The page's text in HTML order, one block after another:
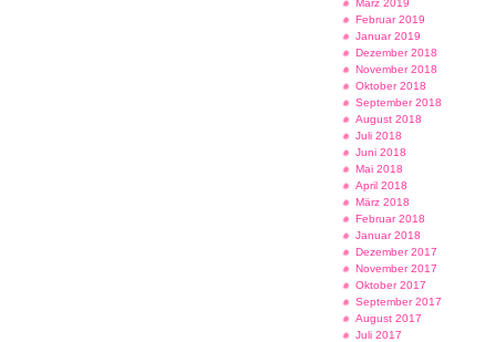
März 2019
Februar 2019
Januar 2019
Dezember 2018
November 2018
Oktober 2018
September 2018
August 2018
Juli 2018
Juni 2018
Mai 2018
April 2018
März 2018
Februar 2018
Januar 2018
Dezember 2017
November 2017
Oktober 2017
September 2017
August 2017
Juli 2017